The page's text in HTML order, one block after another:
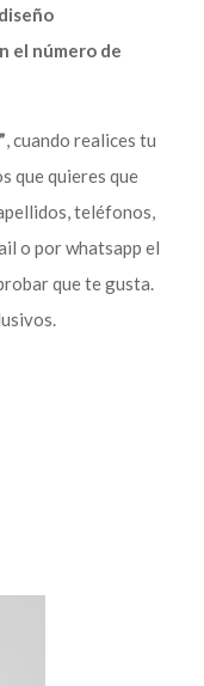
el número de
, cuando realices tu
que quieres que
teléfonos,
o por whatsapp el
que te gusta.